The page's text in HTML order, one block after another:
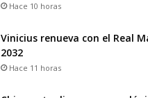
Hace 10 horas
Vinicius renueva con el Real
2032
Hace 11 horas